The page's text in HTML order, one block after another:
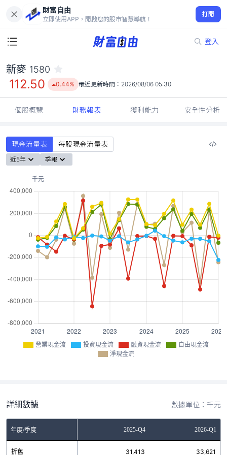
財富自由
立即使用APP，開啟您的股市智慧導航！
打開
登入
112.50
0.44%
新麥 1580
112.50 0.44% 最近更新時間： 2026/08/06 05:30
個股概覽 財務報表 獲利能力 安全性分析
現金流量表 每股現金流量表
近5年 季報
營業現金流 投資現金流 融資現金流
自由現金流
淨現金流
詳細數據 數據單位：千元
年度/季度 2025-Q4 2026-Q1
折舊 31,413 33,621